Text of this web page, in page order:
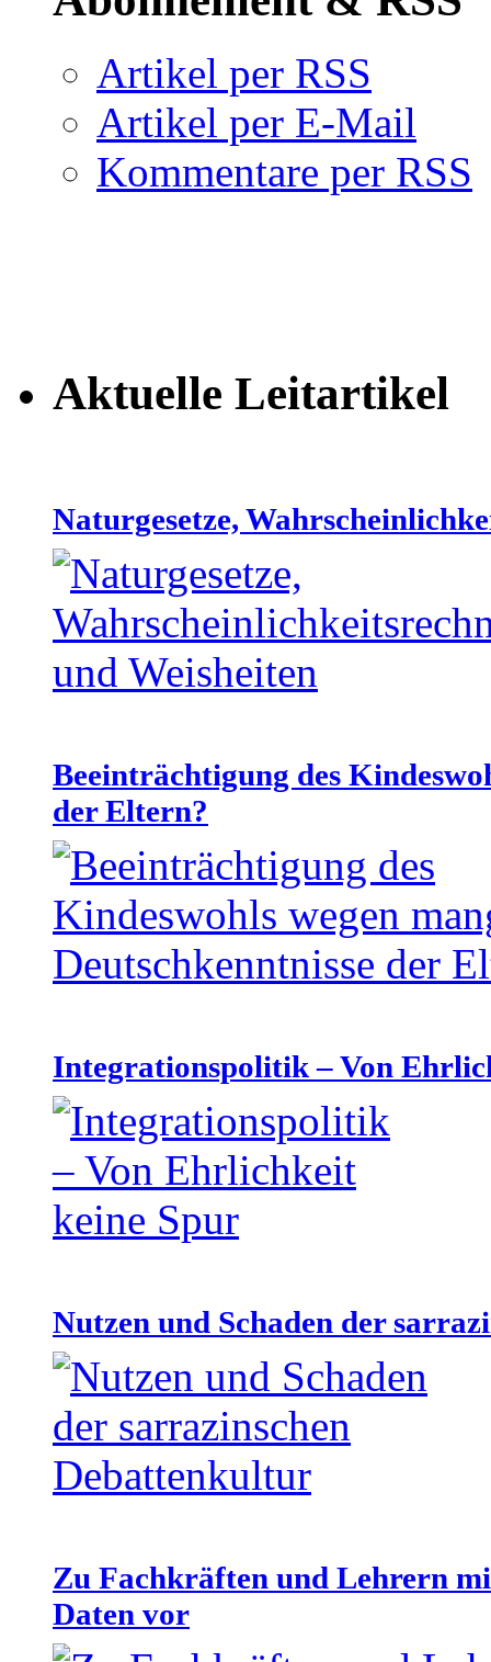
Artikel per RSS
Artikel per E-Mail
Kommentare per RSS
Aktuelle Leitartikel
Naturgesetze,
Beeinträchtigung des
der Eltern?
Integrationspolitik – Von
Nutzen und Schaden der
Zu Fachkräften und Lehrern
Daten vor